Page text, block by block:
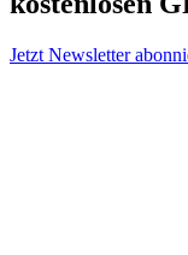
Jetzt Newsletter